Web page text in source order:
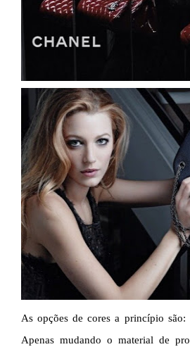
As opções de cores a princípio são:
Apenas mudando o material de